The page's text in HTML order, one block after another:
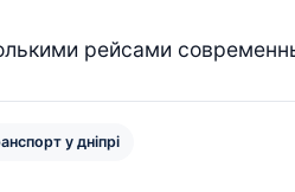
рейсами
у дніпрі